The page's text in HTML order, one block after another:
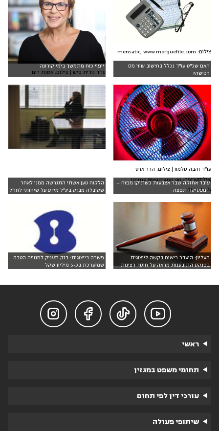
האם שכ"ט עו"ד נכלל בחישוב שווי מס
רכישה?
צילום: mensatic, www.morguefile.com
ייפוי כוח מתמשך בימי קורונה
עו"ד נורית פיש | צילום: אסנת רום
עובד אחזקה שבר אצבעות כשתיקן מפוח –
המעסיקה תפצה
עו״ד זהבה סלמון | צילום: הדר ארט
(אילוסטרציה: Immo Wegmann on
Unsplash)
הלקוח טען:אשתי התגרשה ממני לאחר
שקיבלה מבזק בינ"ל מידע על שיחותי לחו"ל
העליון: היעדר רישום בקשה לייצוגית
בפנקס התובענות מראה על חוסר רצינות
פשרה בייצוגית: בזק תעניק למנוייה הטבה
שמוערכת בכ-5 מיליון שקל




ראשי
תחומי משפט במגזין
עורכי דין לפי תחום
שיתופי פעולה